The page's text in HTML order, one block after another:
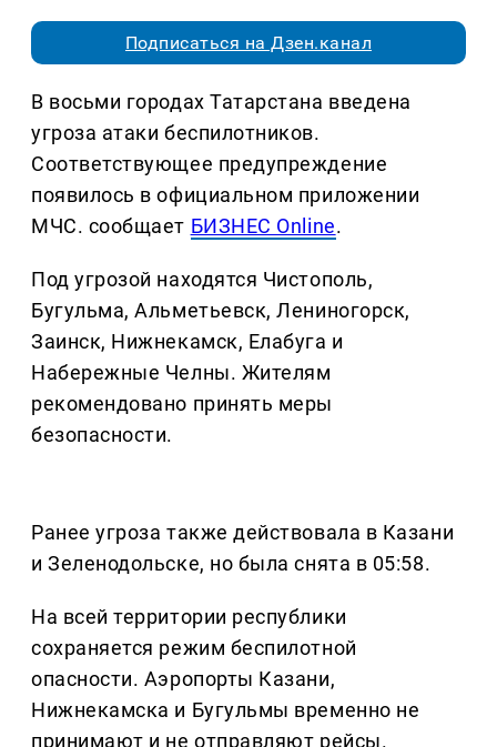
Подписаться на Дзен.канал
В восьми городах Татарстана введена
угроза атаки беспилотников.
Соответствующее предупреждение
появилось в официальном приложении
МЧС. сообщает БИЗНЕС Online.
Под угрозой находятся Чистополь,
Бугульма, Альметьевск, Лениногорск,
Заинск, Нижнекамск, Елабуга и
Набережные Челны. Жителям
рекомендовано принять меры
безопасности.
Ранее угроза также действовала в Казани
и Зеленодольске, но была снята в 05:58.
На всей территории республики
сохраняется режим беспилотной
опасности. Аэропорты Казани,
Нижнекамска и Бугульмы временно не
принимают и не отправляют рейсы.